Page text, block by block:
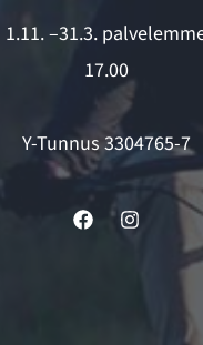
–31.3.
17.00
Y-Tunnus 3304765-7